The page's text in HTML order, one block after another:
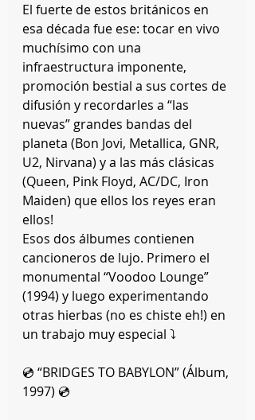
El fuerte de estos británicos en
esa década fue ese: tocar en vivo
muchísimo con una
infraestructura imponente,
promoción bestial a sus cortes de
difusión y recordarles a “las
nuevas” grandes bandas del
planeta (Bon Jovi, Metallica, GNR,
U2, Nirvana) y a las más clásicas
(Queen, Pink Floyd, AC/DC, Iron
Maiden) que ellos los reyes eran
ellos!
Esos dos álbumes contienen
cancioneros de lujo. Primero el
monumental “Voodoo Lounge”
(1994) y luego experimentando
otras hierbas (no es chiste eh!) en
un trabajo muy especial ⤵️
💿 “BRIDGES TO BABYLON” (Álbum,
1997) 💿